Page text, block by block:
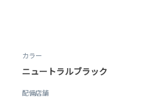
カラー
ニュートラルブラック
配備店舗